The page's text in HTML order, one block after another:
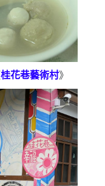
桂花巷藝術村》